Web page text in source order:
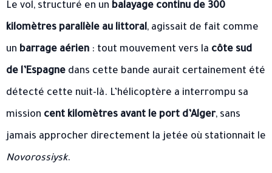
Le vol, structuré en un balayage continu de 300
kilomètres parallèle au littoral, agissait de fait comme
un barrage aérien : tout mouvement vers la côte sud
de l’Espagne dans cette bande aurait certainement été
détecté cette nuit-là. L’hélicoptère a interrompu sa
mission cent kilomètres avant le port d’Alger, sans
jamais approcher directement la jetée où stationnait le
Novorossiysk.